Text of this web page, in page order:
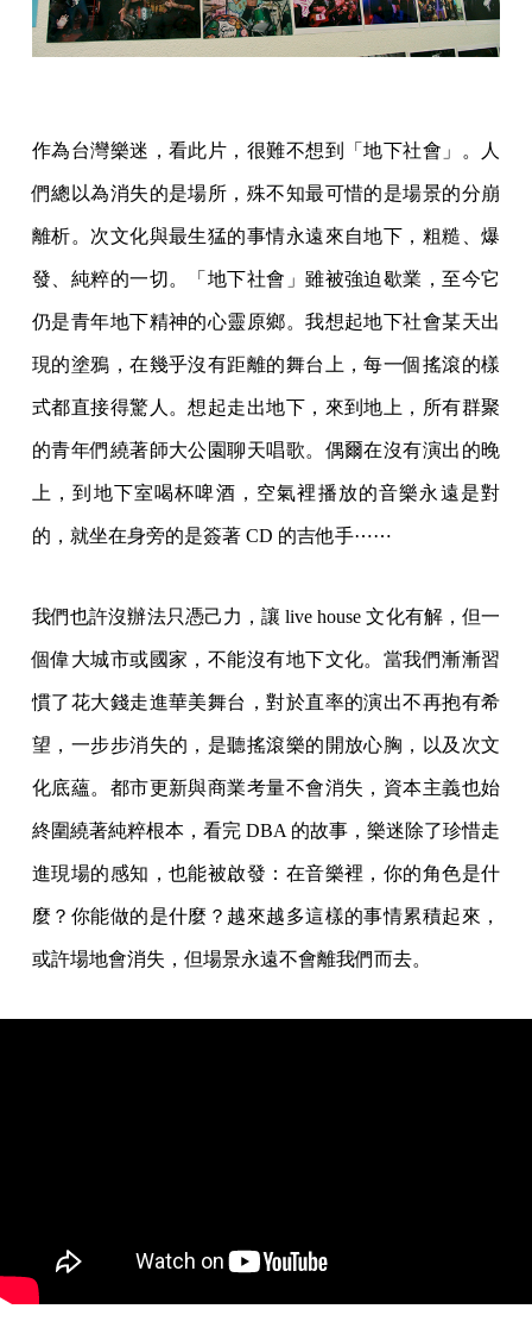
作為台灣樂迷，看此片，很難不想到「地下社會」。人
們總以為消失的是場所，殊不知最可惜的是場景的分崩
離析。次文化與最生猛的事情永遠來自地下，粗糙、爆
發、純粹的一切。「地下社會」雖被強迫歇業，至今它
仍是青年地下精神的心靈原鄉。我想起地下社會某天出
現的塗鴉，在幾乎沒有距離的舞台上，每一個搖滾的樣
式都直接得驚人。想起走出地下，來到地上，所有群聚
的青年們繞著師大公園聊天唱歌。偶爾在沒有演出的晚
上，到地下室喝杯啤酒，空氣裡播放的音樂永遠是對
的，就坐在身旁的是簽著 CD 的吉他手⋯⋯
我們也許沒辦法只憑己力，讓 live house 文化有解，但一
個偉大城市或國家，不能沒有地下文化。當我們漸漸習
慣了花大錢走進華美舞台，對於直率的演出不再抱有希
望，一步步消失的，是聽搖滾樂的開放心胸，以及次文
化底蘊。都市更新與商業考量不會消失，資本主義也始
終圍繞著純粹根本，看完 DBA 的故事，樂迷除了珍惜走
進現場的感知，也能被啟發：在音樂裡，你的角色是什
麼？你能做的是什麼？越來越多這樣的事情累積起來，
或許場地會消失，但場景永遠不會離我們而去。